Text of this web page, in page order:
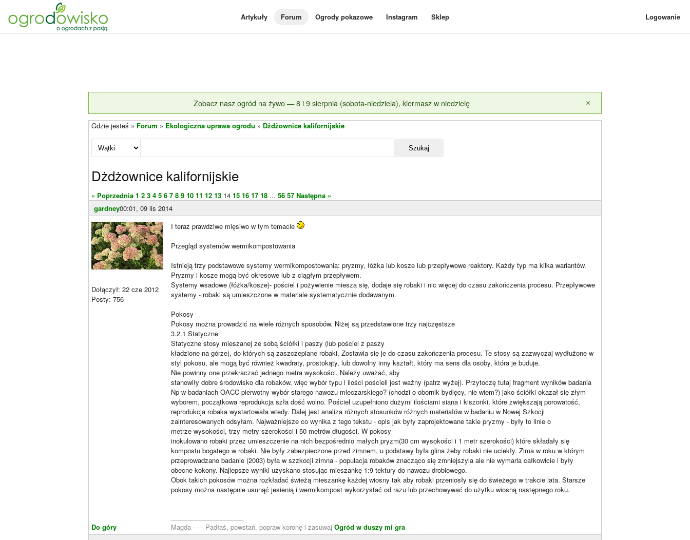
Artykuły Forum Ogrody pokazowe Instagram Sklep Logowanie
Zobacz nasz ogród na żywo — 8 i 9 sierpnia (sobota-niedziela), kiermasz w niedzielę ×
Gdzie jesteś » Forum » Ekologiczna uprawa ogrodu » Dżdżownice kalifornijskie
Szukaj
Dżdżownice kalifornijskie
« Poprzednia 1 2 3 4 5 6 7 8 9 10 11 12 13 14 15 16 17 18 ... 56 57 Następna »
gardney00:01, 09 lis 2014
Dołączył: 22 cze 2012
Posty: 756
Do góry
I teraz prawdziwe mięsiwo w tym temacie
Przegląd systemów wermikompostowania
Istnieją trzy podstawowe systemy wermikompostowania: pryzmy, łóżka lub kosze lub przepływowe reaktory. Każdy typ ma kilka wariantów.
Pryzmy i kosze mogą być okresowe lub z ciągłym przepływem.
Systemy wsadowe (łóżka/kosze)- pościel i pożywienie miesza się, dodaje się robaki i nic więcej do czasu zakończenia procesu. Przepływowe
systemy - robaki są umieszczone w materiale systematycznie dodawanym.
Pokosy
Pokosy można prowadzić na wiele różnych sposobów. Niżej są przedstawione trzy najczęstsze
3.2.1 Statyczne
Statyczne stosy mieszanej ze sobą ściółki i paszy (lub pościel z paszy
kładzione na górze), do których są zaszczepiane robaki, Zostawia się je do czasu zakończenia procesu. Te stosy są zazwyczaj wydłużone w
styl pokosu, ale mogą być również kwadraty, prostokąty, lub dowolny inny kształt, który ma sens dla osoby, która je buduje.
Nie powinny one przekraczać jednego metra wysokości. Należy uważać, aby
stanowiły dobre środowisko dla robaków, więc wybór typu i ilości pościeli jest ważny (patrz wyżej). Przytoczę tutaj fragment wyników badania
Np w badaniach OACC pierwotny wybór starego nawozu mleczarskiego? (chodzi o obornik bydlęcy, nie wiem?) jako ściółki okazał się złym
wyborem, początkowa reprodukcja szła dość wolno. Pościel uzupełniono dużymi ilościami siana i kiszonki, które zwiększają porowatość,
reprodukcja robaka wystartowała wtedy. Dalej jest analiza różnych stosunków różnych materiałów w badaniu w Nowej Szkocji
zainteresowanych odsyłam. Najważniejsze co wynika z tego tekstu - opis jak były zaprojektowane takie pryzmy - były to linie o
metrze wysokości, trzy metry szerokości i 50 metrów długości. W pokosy
inokulowano robaki przez umieszczenie na nich bezpośrednio małych pryzm(30 cm wysokości i 1 metr szerokości) które składały się
kompostu bogatego w robaki. Nie były zabezpieczone przed zimnem, u podstawy była glina żeby robaki nie uciekły. Zima w roku w którym
przeprowadzano badanie (2003) była w szzkocji zimna - populacja robaków znacząco się zmniejszyla ale nie wymarla całkowicie i były
obecne kokony. Najlepsze wyniki uzyskano stosując mieszankę 1:9 tektury do nawozu drobiowego.
Obok takich pokosów można rozkładać świeżą mieszankę każdej wiosny tak aby robaki przeniosły się do świeżego w trakcie lata. Starsze
pokosy można następnie usunąć jesienią i wermikompost wykorzystać od razu lub przechowywać do użytku wiosną następnego roku.
Magda - - - Padłaś, powstań, popraw koronę i zasuwaj Ogród w duszy mi gra